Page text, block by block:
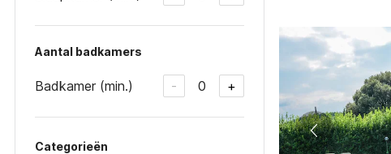
Aantal badkamers
Badkamer (min.) - 0 +
Categorieën